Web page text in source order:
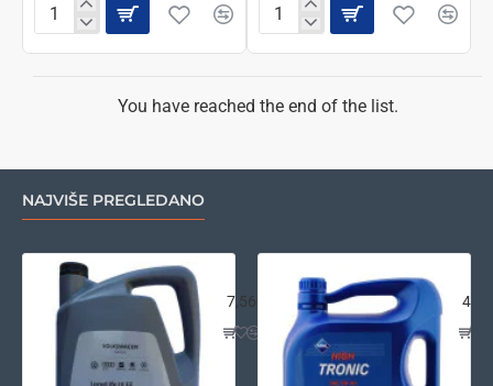
5w30
You have reached the end of the list.
NAJVIŠE PREGLEDANO
VW LongLife III FE 0w30 5L
7,560.00.